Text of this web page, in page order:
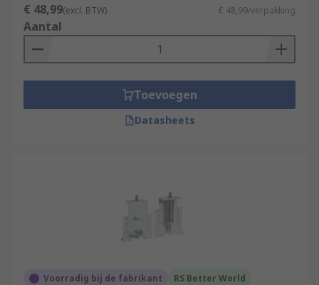
€ 48,99(excl. BTW) € 48,99/verpakking
Aantal
Toevoegen
Datasheets
Voorradig bij de fabrikant RS Better World